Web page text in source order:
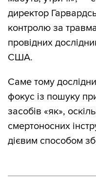
директор
контролю за
провідних
США.
Саме тому
фокус із пошуку
засобів «як»,
смертоносних
дієвим способом